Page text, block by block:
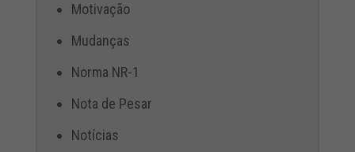
Motivação
Mudanças
Norma NR-1
Nota de Pesar
Notícias